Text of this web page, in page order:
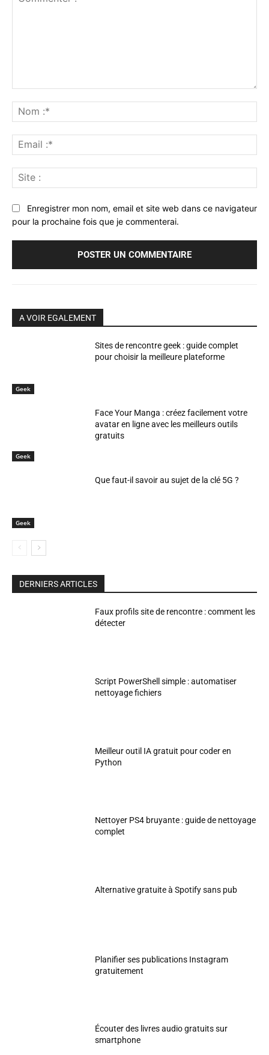
:*
:*
:
Enregistrer mon nom, email et site web dans ce navigateur
pour la prochaine fois que je commenterai.
A VOIR EGALEMENT
Geek
Sites de rencontre geek : guide complet
pour choisir la meilleure plateforme
Geek
Face Your Manga : créez facilement votre
avatar en ligne avec les meilleurs outils
gratuits
Geek
Que faut-il savoir au sujet de la clé 5G ?
DERNIERS ARTICLES
Faux profils site de rencontre : comment les
détecter
Script PowerShell simple : automatiser
nettoyage fichiers
Meilleur outil IA gratuit pour coder en
Python
Nettoyer PS4 bruyante : guide de nettoyage
complet
Alternative gratuite à Spotify sans pub
Planifier ses publications Instagram
gratuitement
Écouter des livres audio gratuits sur
smartphone